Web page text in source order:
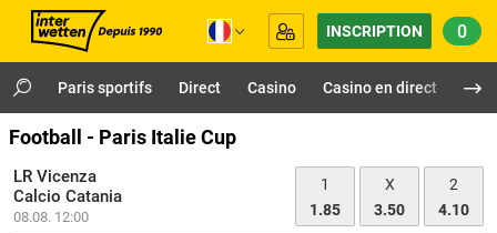
INSCRIPTION 0
Paris sportifs Direct Casino Casino en direct
Football - Paris Italie Cup
LR Vicenza
Calcio Catania
08.08. 12:00
1
1.85
X
3.50
2
4.10